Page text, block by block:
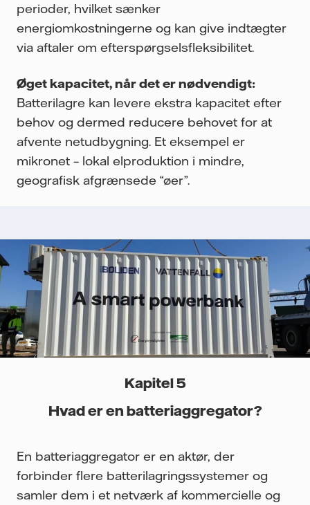
perioder, hvilket sænker
energiomkostningerne og kan give indtægter
via aftaler om efterspørgselsfleksibilitet.
Øget kapacitet, når det er nødvendigt:
Batterilagre kan levere ekstra kapacitet efter
behov og dermed reducere behovet for at
afvente netudbygning. Et eksempel er
mikronet – lokal elproduktion i mindre,
geografisk afgrænsede “øer”.
Kapitel 5
Hvad er en batteriaggregator?
En batteriaggregator er en aktør, der
forbinder flere batterilagringssystemer og
samler dem i et netværk af kommercielle og